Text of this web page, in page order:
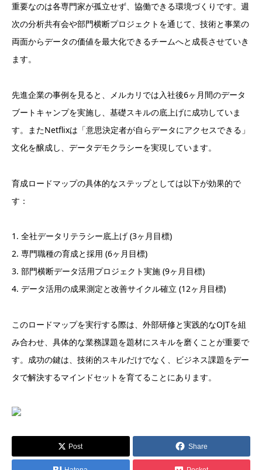
重要なのは各専門家が孤立せず、協働できる環境づくりです。週
次の分析共有会や部門横断プロジェクトを通じて、技術と事業の
両面からデータの価値を最大化できるチームへと成長させていき
ます。
先進企業の事例を見ると、メルカリでは入社後6ヶ月間のデータ
ブートキャンプを実施し、基礎スキルの底上げに成功していま
す。またNetflixは「意思決定者が自らデータにアクセスできる」
文化を醸成し、データデモクラシーを実現しています。
育成ロードマップの具体的なステップとしては以下が効果的で
す：
1. 全社データリテラシー底上げ (3ヶ月目標)
2. 専門職種の育成と採用 (6ヶ月目標)
3. 部門横断データ活用プロジェクト実施 (9ヶ月目標)
4. データ活用の成果測定と改善サイクル確立 (12ヶ月目標)
このロードマップを実行する際は、外部研修と実践的なOJTを組
み合わせ、具体的な業務課題を題材にスキルを磨くことが重要で
す。成功の鍵は、技術的スキルだけでなく、ビジネス課題をデー
タで解決するマインドセットを育てることにあります。
Post Share